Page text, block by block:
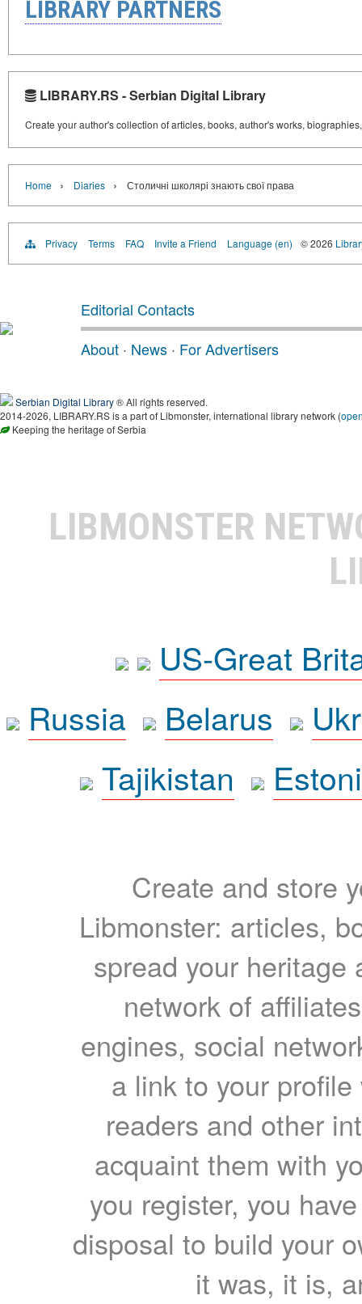
LIBRARY PARTNERS
LIBRARY.RS - Serbian Digital Library
Create your author's collection of articles, books, author's works,
Home › Diaries › Столичні школярі знають свої права
Privacy Terms FAQ Invite a Friend Language (en) © 2026
Editorial Contacts
About · News · For Advertisers
Serbian Digital Library® All rights reserved.
2014-2026, LIBRARY.RS is a part of Libmonster, international library network (
Keeping the heritage of Serbia
LIBMONSTER
US-Great
Russia
Belarus
Tajikistan
Create and store
Libmonster: articles,
spread your heritage
network of
engines, social
a link to your
readers and other
acquaint them with
you register, you
disposal to build your
it was, it is,